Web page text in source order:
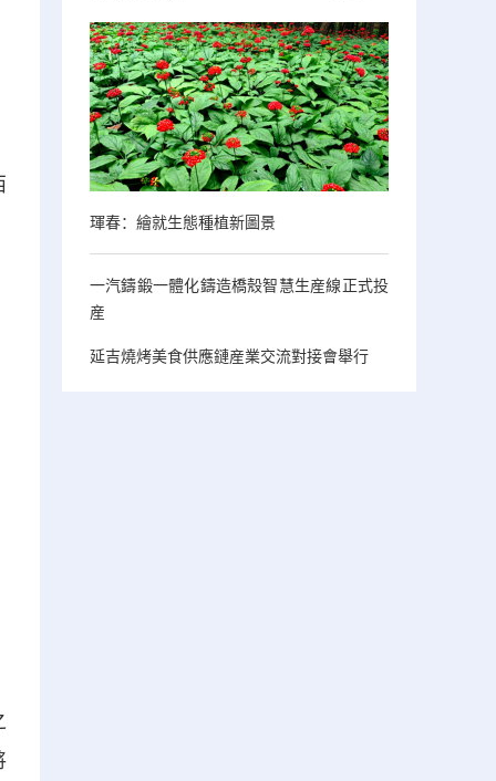
琿春：繪就生態種植新圖景
一汽鑄鍛一體化鑄造橋殼智慧生産線正式投
産
延吉燒烤美食供應鏈産業交流對接會舉行